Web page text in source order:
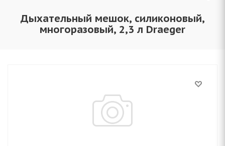
Дыхательный мешок, силиконовый,
многоразовый, 2,3 л Draeger